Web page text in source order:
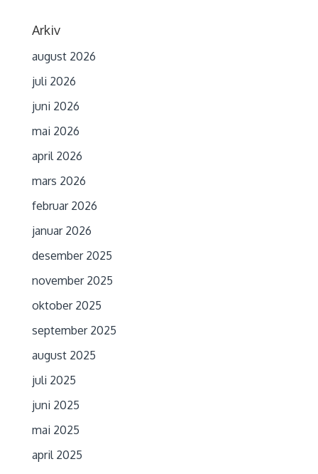
Arkiv
august 2026
juli 2026
juni 2026
mai 2026
april 2026
mars 2026
februar 2026
januar 2026
desember 2025
november 2025
oktober 2025
september 2025
august 2025
juli 2025
juni 2025
mai 2025
april 2025